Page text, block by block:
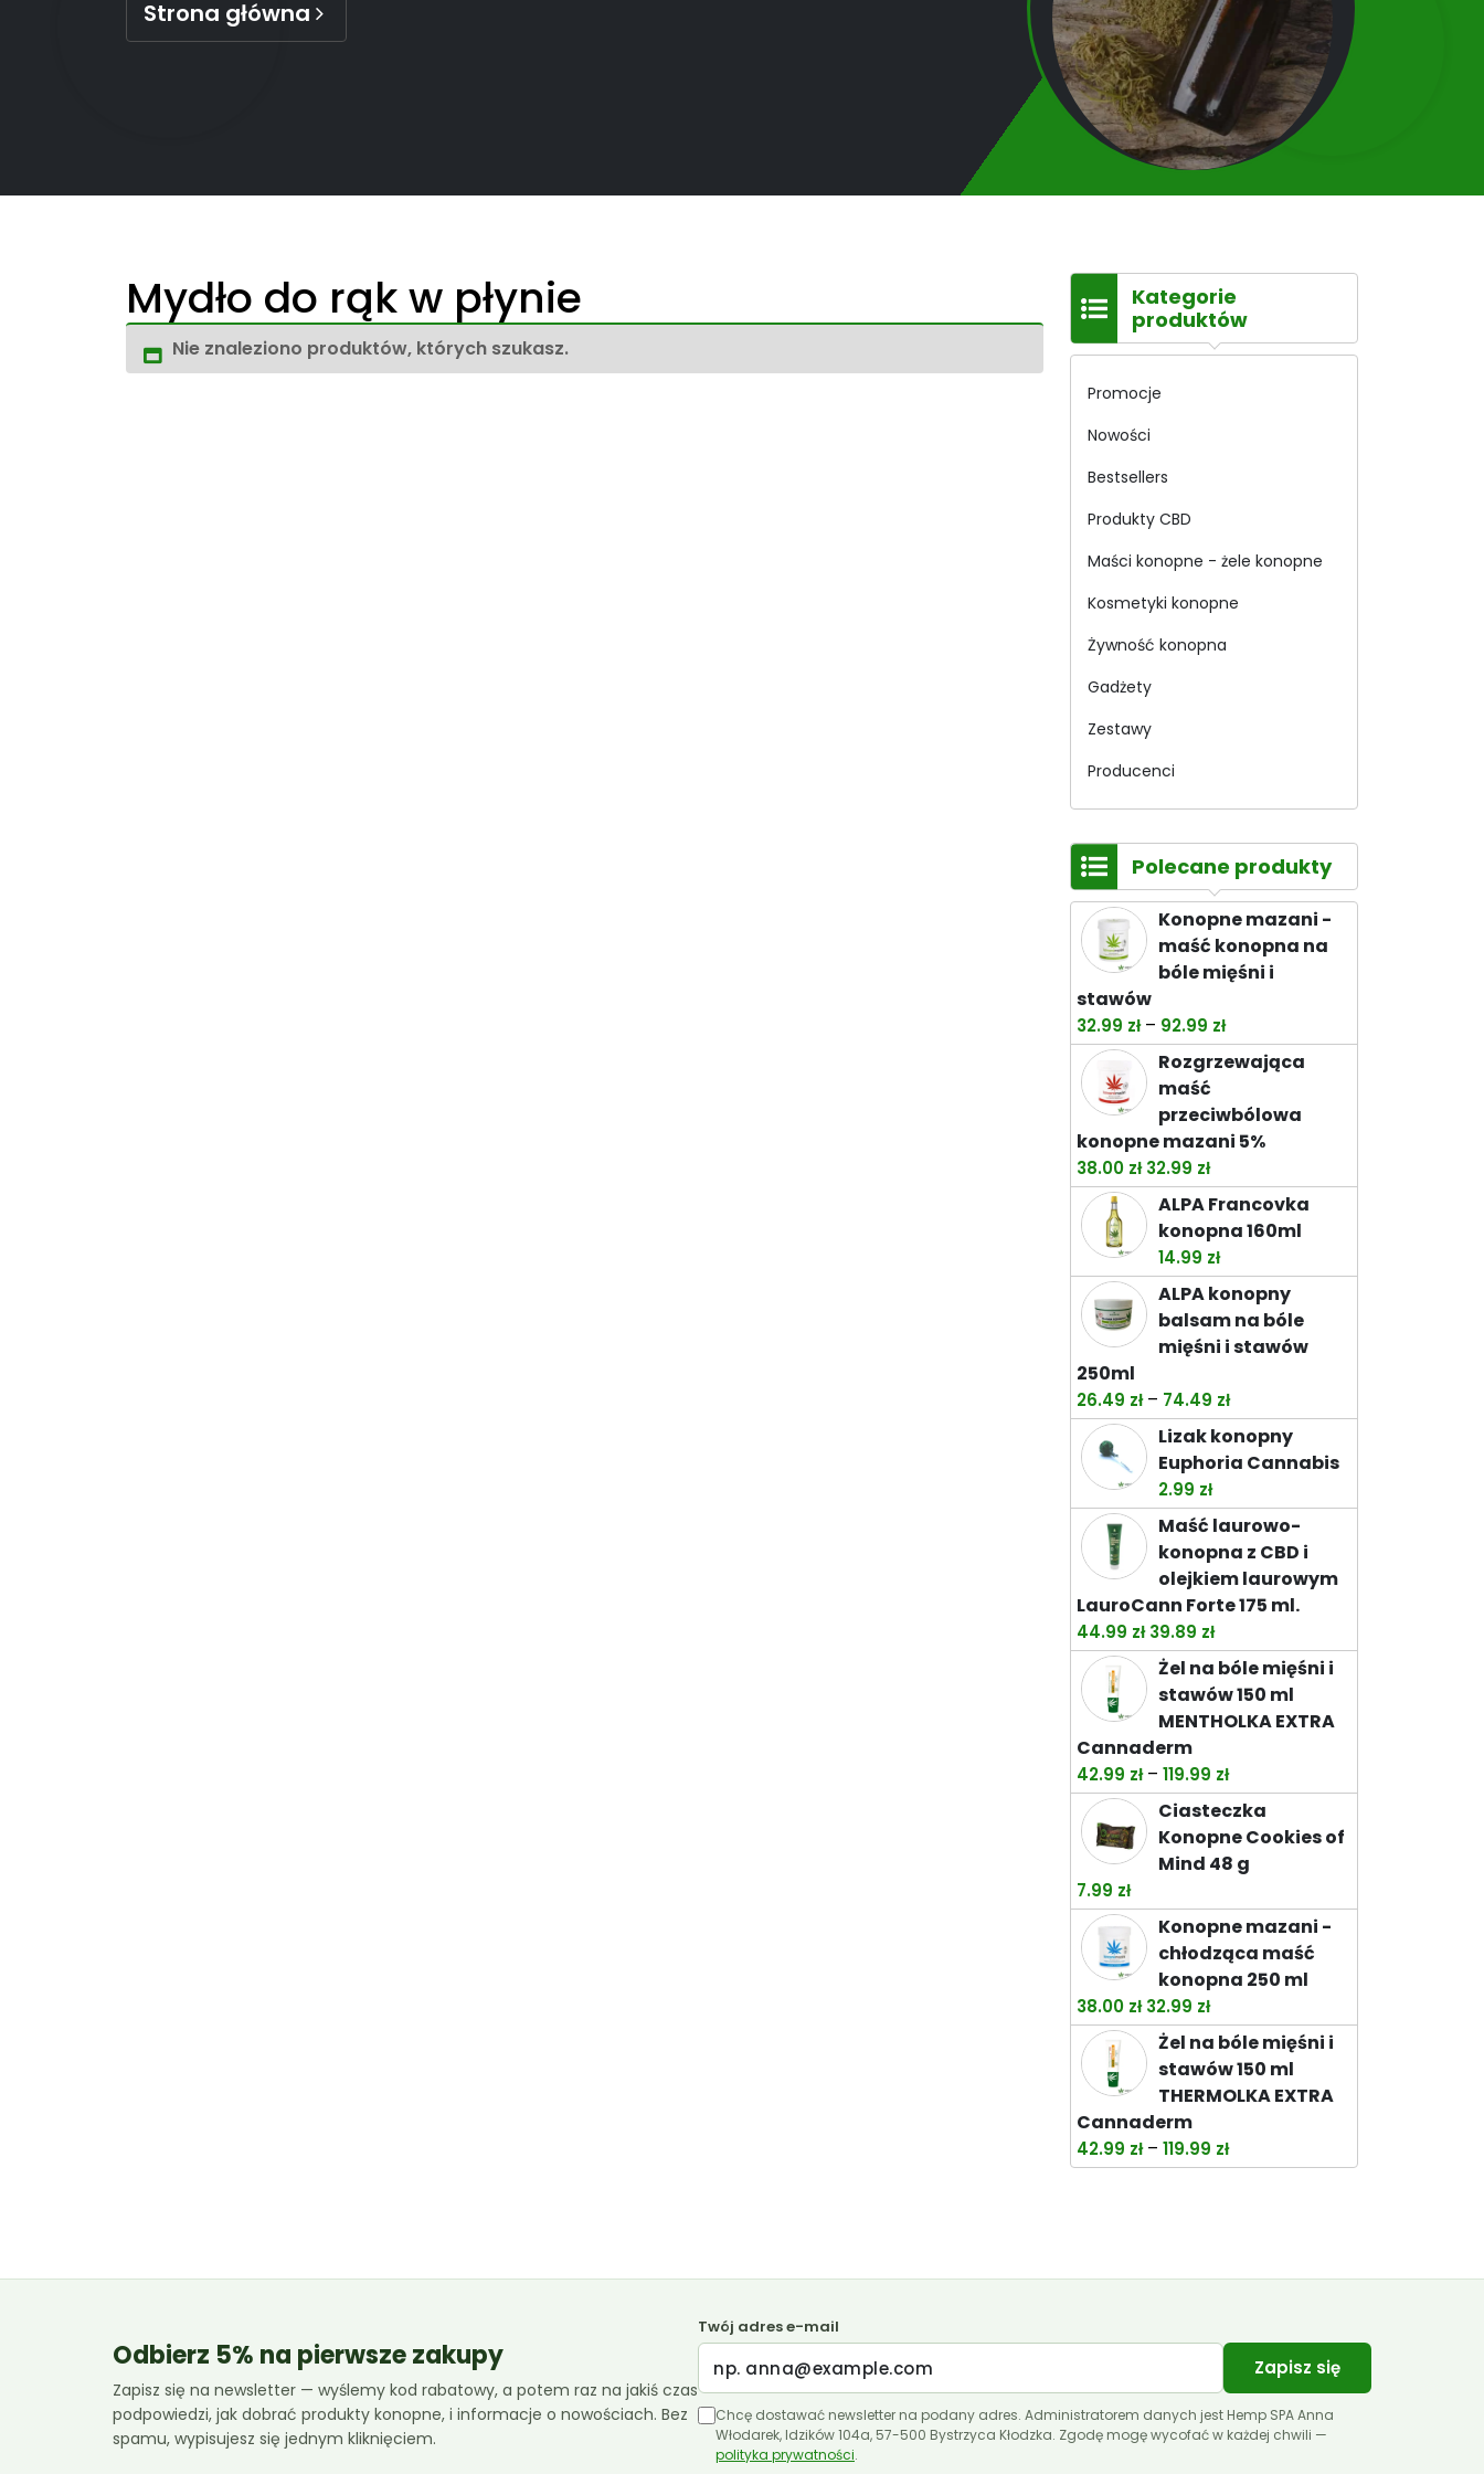
Strona główna
Mydło do rąk w płynie
Nie znaleziono produktów, których szukasz.
Kategorie
produktów
Promocje
Nowości
Bestsellers
Produkty CBD
Maści konopne - żele konopne
Kosmetyki konopne
Żywność konopna
Gadżety
Zestawy
Producenci
Polecane produkty
Konopne mazani -
maść konopna na
bóle mięśni i
stawów
32.99 zł – 92.99 złZakres
cen:
32.99 zł
do
Rozgrzewająca
maść
przeciwbólowa
konopne mazani 5%
38.00 zł Pierwotna
cena
wynosiła:
38.00 zł.
32.99 złAktualna
cena
wynosi:
32.99 zł.
ALPA Francovka
konopna 160ml
14.99 zł
ALPA konopny
balsam na bóle
mięśni i stawów
250ml
26.49 zł – 74.49 złZakres
cen:
od
do
74.49 zł
Lizak konopny
Euphoria Cannabis
2.99 zł
Maść laurowo-
konopna z CBD i
olejkiem laurowym
LauroCann Forte 175 ml.
44.99 zł Pierwotna
cena
wynosiła:
44.99 zł.
39.89 złAktualna
cena
wynosi:
39.89 zł.
Żel na bóle mięśni i
stawów 150 ml
MENTHOLKA EXTRA
Cannaderm
42.99 zł – 119.99 złZakres
cen:
od
42.99 zł
do
119.99 zł
Ciasteczka
Konopne Cookies of
Mind 48 g
7.99 zł
Konopne mazani -
chłodząca maść
konopna 250 ml
38.00 zł Pierwotna
cena
wynosiła:
38.00 zł.
32.99 złAktualna
cena
wynosi:
32.99 zł.
Żel na bóle mięśni i
stawów 150 ml
THERMOLKA EXTRA
Cannaderm
42.99 zł – 119.99 złZakres
cen:
119.99 zł
Odbierz 5% na pierwsze zakupy
Zapisz się na newsletter — wyślemy kod rabatowy, a potem raz na jakiś czas
podpowiedzi, jak dobrać produkty konopne, i informacje o nowościach. Bez
spamu, wypisujesz się jednym kliknięciem.
Twój adres e-mail
Zapisz się
Chcę dostawać newsletter na podany adres. Administratorem danych jest Hemp SPA Anna
Włodarek, Idzików 104a, 57-500 Bystrzyca Kłodzka. Zgodę mogę wycofać w każdej chwili —
polityka prywatności.